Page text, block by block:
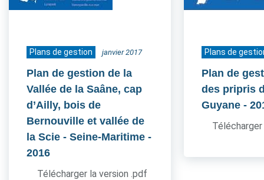
Plans de gestion janvier 2017
Plan de gestion de la
Vallée de la Saâne, cap
d’Ailly, bois de
Bernouville et vallée de
la Scie - Seine-Maritime -
2016
Télécharger la version .pdf
Plans de
Plan de
des pripris
Guyane -